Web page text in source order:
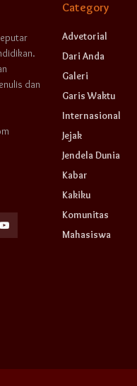
dan
Category
Advetorial
Dari Anda
Galeri
Garis Waktu
Internasional
Jejak
Jendela Dunia
Kabar
Kakiku
Komunitas
Mahasiswa